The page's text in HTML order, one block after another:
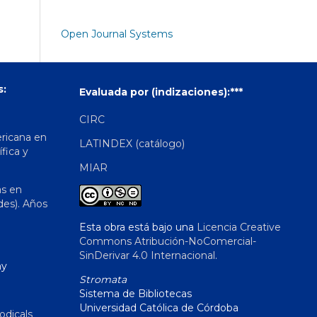
Open Journal Systems
en
y
en
Años
Evaluada por (indizaciones):***
CIRC
LATINDEX (catálogo)
MIAR
Esta obra está bajo una Licencia Creative
Commons Atribución-NoComercial-
SinDerivar 4.0 Internacional.
Stromata
Sistema de Bibliotecas
Universidad Católica de Córdoba